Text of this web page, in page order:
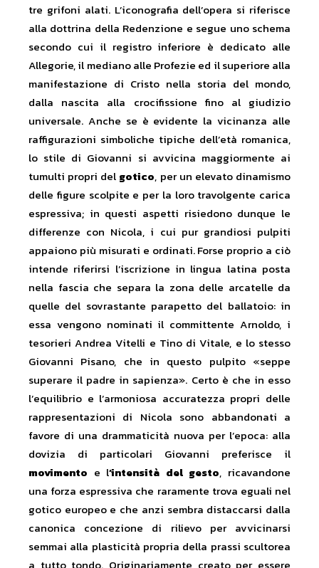
tre grifoni alati. L’iconografia dell’opera si riferisce
alla dottrina della Redenzione e segue uno schema
secondo cui il registro inferiore è dedicato alle
Allegorie, il mediano alle Profezie ed il superiore alla
manifestazione di Cristo nella storia del mondo,
dalla nascita alla crocifissione fino al giudizio
universale. Anche se è evidente la vicinanza alle
raffigurazioni simboliche tipiche dell’età romanica,
lo stile di Giovanni si avvicina maggiormente ai
tumulti propri del gotico, per un elevato dinamismo
delle figure scolpite e per la loro travolgente carica
espressiva; in questi aspetti risiedono dunque le
differenze con Nicola, i cui pur grandiosi pulpiti
appaiono più misurati e ordinati. Forse proprio a ciò
intende riferirsi l’iscrizione in lingua latina posta
nella fascia che separa la zona delle arcatelle da
quelle del sovrastante parapetto del ballatoio: in
essa vengono nominati il committente Arnoldo, i
tesorieri Andrea Vitelli e Tino di Vitale, e lo stesso
Giovanni Pisano, che in questo pulpito «seppe
superare il padre in sapienza». Certo è che in esso
l’equilibrio e l’armoniosa accuratezza propri delle
rappresentazioni di Nicola sono abbandonati a
favore di una drammaticità nuova per l’epoca: alla
dovizia di particolari Giovanni preferisce il
movimento e l’intensità del gesto, ricavandone
una forza espressiva che raramente trova eguali nel
gotico europeo e che anzi sembra distaccarsi dalla
canonica concezione di rilievo per avvicinarsi
semmai alla plasticità propria della prassi scultorea
a tutto tondo. Originariamente creato per essere